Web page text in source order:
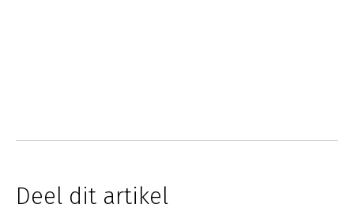
Deel dit artikel